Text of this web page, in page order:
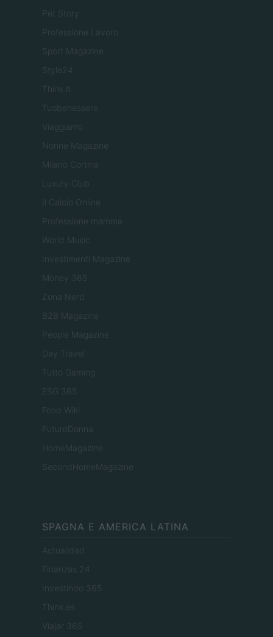
Pet Story
Professione Lavoro
Sport Magazine
Style24
Think.it
Tuobenessere
Viaggiamo
Nonne Magazine
Milano Cortina
Luxury Club
Il Calcio Online
Professione mamma
World Music
Investimenti Magazine
Money 365
Zona Nerd
B2B Magazine
People Magazine
Day Travel
Tutto Gaming
ESG 365
Food Wiki
FuturoDonna
HomeMagazine
SecondHomeMagazine
SPAGNA E AMERICA LATINA
Actualidad
Finanzas 24
Investindo 365
Think.es
Viajar 365